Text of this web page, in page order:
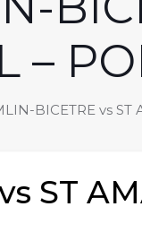
–
BICETRE vs
ST